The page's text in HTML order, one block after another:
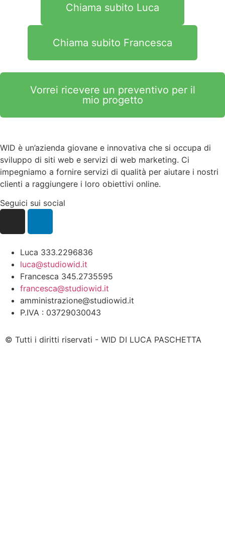
Chiama subito Luca
Chiama subito Francesca
Vorrei ricevere un preventivo per il
mio progetto
WID è un’azienda giovane e innovativa che si occupa di
sviluppo di siti web e servizi di web marketing. Ci
impegniamo a fornire servizi di qualità per aiutare i nostri
clienti a raggiungere i loro obiettivi online.
Seguici sui social
Luca 333.2296836
luca@studiowid.it
Francesca 345.2735595
francesca@studiowid.it
amministrazione@studiowid.it
P.IVA : 03729030043
© Tutti i diritti riservati - WID DI LUCA PASCHETTA